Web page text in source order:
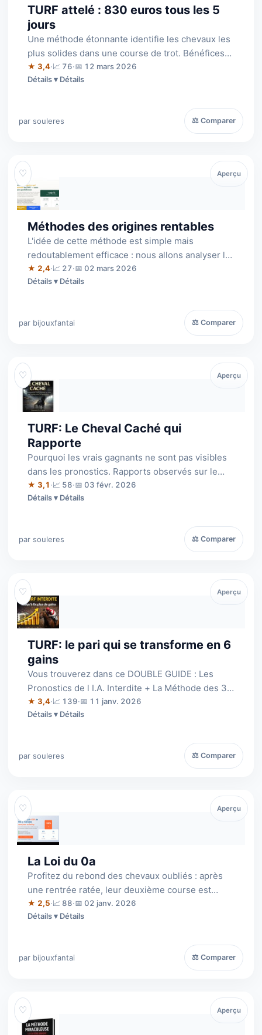
TURF attelé : 830 euros tous les 5
jours
Une méthode étonnante identifie les chevaux les
plus solides dans une course de trot. Bénéfices
Nets 830 euros tous les 5 jours!?…
★ 3,4·📈 76·📅 12 mars 2026
Détails
par souleres ⚖ Comparer
♡
Méthodes des origines rentables
L'idée de cette méthode est simple mais
redoutablement efficace : nous allons analyser la
rentabilité des chevaux en fonction de …
★ 2,4·📈 27·📅 02 mars 2026
Détails
par bijouxfantai ⚖ Comparer
Aperçu
♡
TURF: Le Cheval Caché qui
Rapporte
Pourquoi les vrais gagnants ne sont pas visibles
dans les pronostics. Rapports observés sur le
cheval caché: Simple Gagnant : 39 …
★ 3,1·📈 58·📅 03 févr. 2026
Détails
par souleres ⚖ Comparer
Aperçu
♡
TURF: le pari qui se transforme en 6
gains
Vous trouverez dans ce DOUBLE GUIDE : Les
Pronostics de l I.A. Interdite + La Méthode des 3
Favoris + La Méthode financière 1-3-2…
★ 3,4·📈 139·📅 11 janv. 2026
Détails
par souleres ⚖ Comparer
Aperçu
♡
La Loi du 0a
Profitez du rebond des chevaux oubliés : après
une rentrée ratée, leur deuxième course est
souvent la bonne. Une méthode validée …
★ 2,5·📈 88·📅 02 janv. 2026
Détails
par bijouxfantai ⚖ Comparer
Aperçu
♡ Aperçu